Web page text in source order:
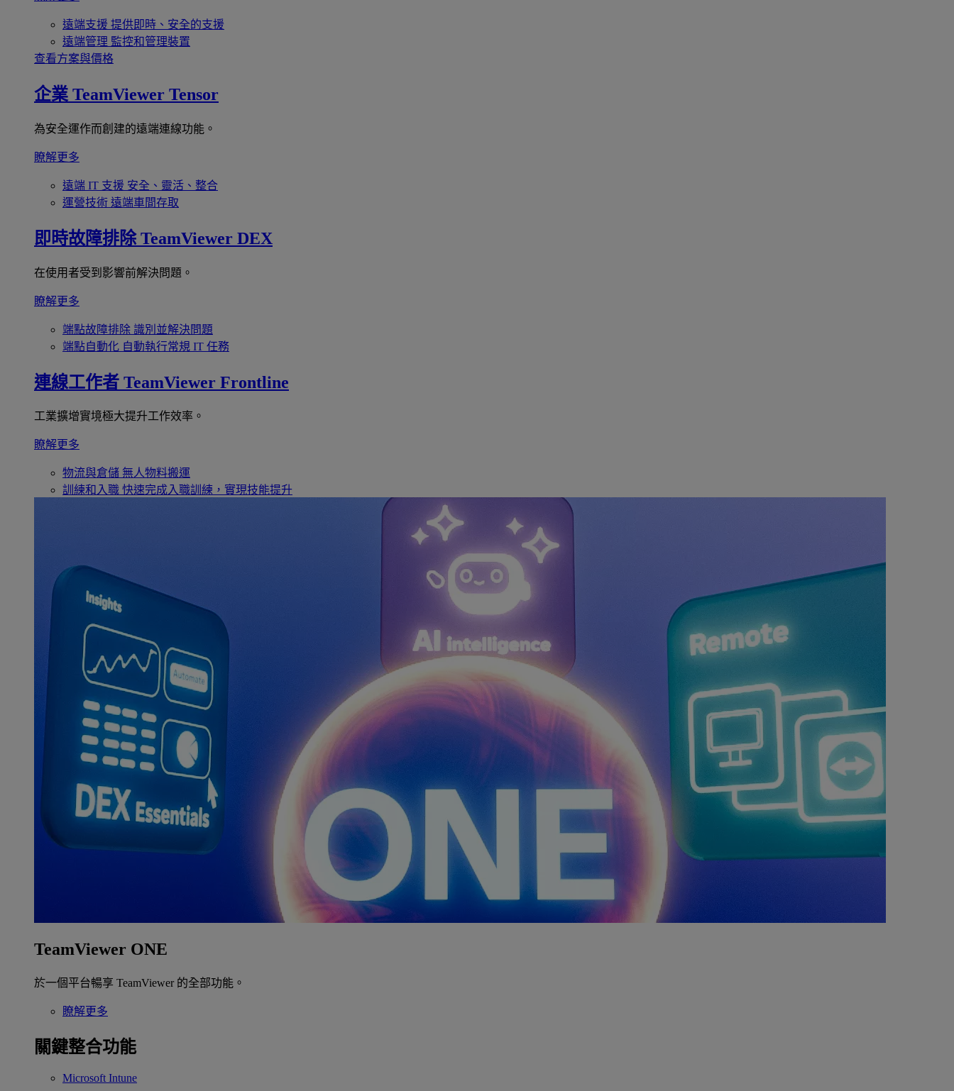
遠端支援 提供即時、安全的支援
遠端管理 監控和管理裝置
查看方案與價格
企業 TeamViewer Tensor
為安全運作而創建的遠端連線功能。
瞭解更多
遠端 IT 支援 安全、靈活、整合
運營技術 遠端車間存取
即時故障排除 TeamViewer DEX
在使用者受到影響前解決問題。
瞭解更多
端點故障排除 識別並解決問題
端點自動化 自動執行常規 IT 任務
連線工作者 TeamViewer Frontline
工業擴增實境極大提升工作效率。
瞭解更多
物流與倉儲 無人物料搬運
訓練和入職 快速完成入職訓練，實現技能提升
TeamViewer ONE
於一個平台暢享 TeamViewer 的全部功能。
瞭解更多
關鍵整合功能
Microsoft Intune